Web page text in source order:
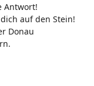
Antwort!
auf den Stein!
Donau